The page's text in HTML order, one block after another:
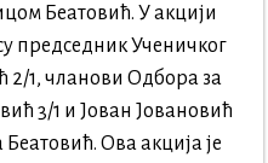
Беатовић. У акцији
председник Ученичког
2/1, чланови Одбора за
3/1 и Јован Јовановић
Ова акција је